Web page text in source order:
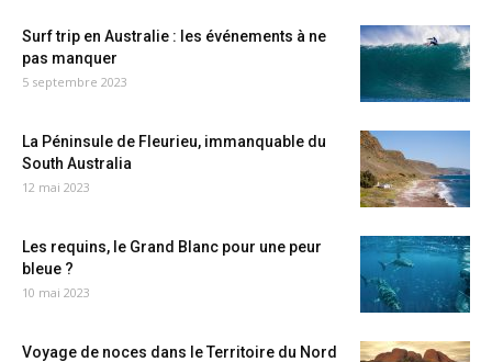
Surf trip en Australie : les événements à ne
pas manquer
5 septembre 2023
La Péninsule de Fleurieu, immanquable du
South Australia
12 mai 2023
Les requins, le Grand Blanc pour une peur
bleue ?
10 mai 2023
Voyage de noces dans le Territoire du Nord